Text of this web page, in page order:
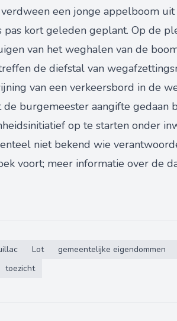
een jonge appelboom
kort geleden geplant. Op de
van het weghalen van de
de diefstal van
van een verkeersbord in de
de burgemeester aangifte
op te starten onder
niet bekend wie
voort; meer informatie over de
Lot gemeentelijke eigendommen
toezicht